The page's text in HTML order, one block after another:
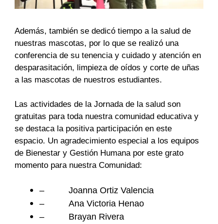
Además, también se dedicó tiempo a la salud de
nuestras mascotas, por lo que se realizó una
conferencia de su tenencia y cuidado y atención en
desparasitación, limpieza de oídos y corte de uñas
a las mascotas de nuestros estudiantes.
Las actividades de la Jornada de la salud son
gratuitas para toda nuestra comunidad educativa y
se destaca la positiva participación en este
espacio. Un agradecimiento especial a los equipos
de Bienestar y Gestión Humana por este grato
momento para nuestra Comunidad:
– Joanna Ortiz Valencia
– Ana Victoria Henao
– Brayan Rivera